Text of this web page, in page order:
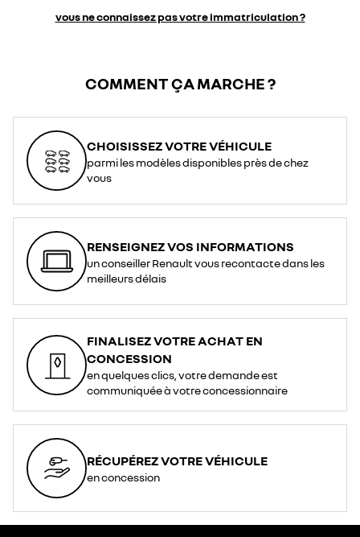
vous ne connaissez pas votre immatriculation ?
COMMENT ÇA MARCHE ?
CHOISISSEZ VOTRE VÉHICULE
parmi les modèles disponibles près de chez
vous
RENSEIGNEZ VOS INFORMATIONS
un conseiller Renault vous recontacte dans les
meilleurs délais
FINALISEZ VOTRE ACHAT EN
CONCESSION
en quelques clics, votre demande est
communiquée à votre concessionnaire
RÉCUPÉREZ VOTRE VÉHICULE
en concession